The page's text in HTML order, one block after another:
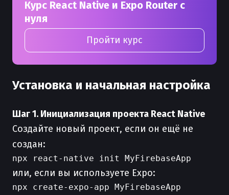
Курс React Native и Expo Router с
нуля
Пройти курс
Установка и начальная настройка
Шаг 1. Инициализация проекта React Native
Создайте новый проект, если он ещё не
создан:
или, если вы используете Expo: